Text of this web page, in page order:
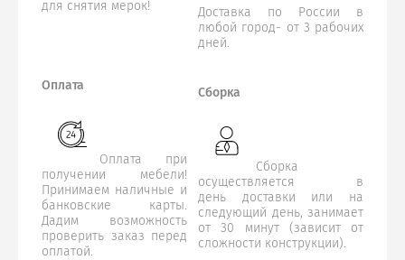
для снятия мерок!
Доставка по России в
любой город- от 3 рабочих
дней.
Оплата
Оплата при
получении мебели!
Принимаем наличные и
банковские карты.
Дадим возможность
проверить заказ перед
оплатой.
Сборка
Сборка
осуществляется в
день доставки или на
следующий день, занимает
от 30 минут (зависит от
сложности конструкции).